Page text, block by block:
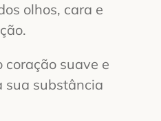
olhos, cara e
suave e
sua substância